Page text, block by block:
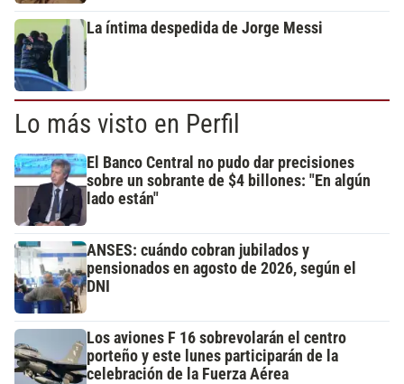
La íntima despedida de Jorge Messi
Lo más visto en Perfil
El Banco Central no pudo dar precisiones
sobre un sobrante de $4 billones: "En algún
lado están"
ANSES: cuándo cobran jubilados y
pensionados en agosto de 2026, según el
DNI
Los aviones F 16 sobrevolarán el centro
porteño y este lunes participarán de la
celebración de la Fuerza Aérea